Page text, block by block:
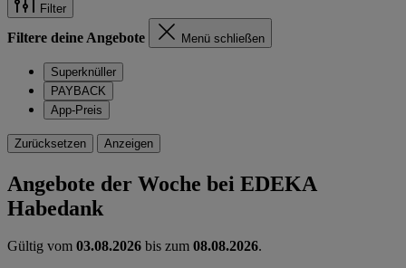
Filter
Filtere deine Angebote Menü schließen
Superknüller
PAYBACK
App-Preis
Zurücksetzen Anzeigen
Angebote der Woche bei EDEKA
Habedank
Gültig vom 03.08.2026 bis zum 08.08.2026.